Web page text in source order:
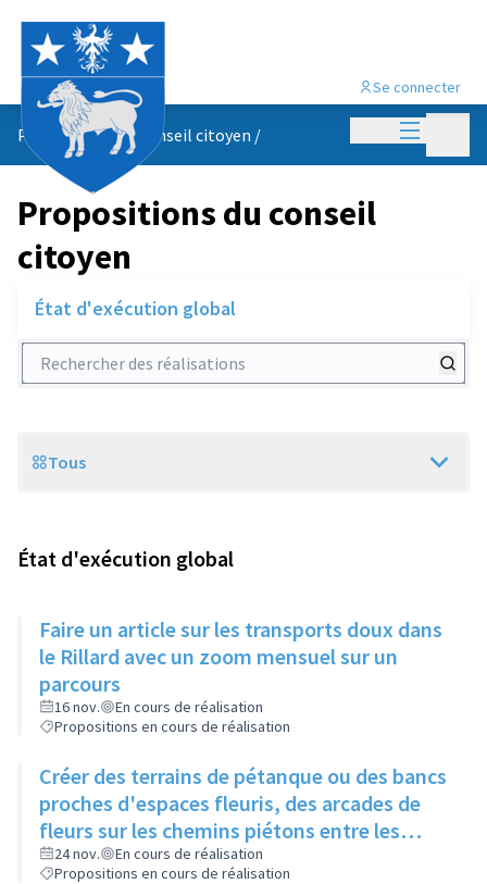
Menu
Se connecter
Propositions du conseil citoyen /
Propositions du conseil
citoyen
État d'exécution global
Rechercher des réalisations
Scope
Tous
État d'exécution global
Faire un article sur les transports doux dans
le Rillard avec un zoom mensuel sur un
parcours
16 nov.
En cours de réalisation
Propositions en cours de réalisation
Créer des terrains de pétanque ou des bancs
proches d'espaces fleuris, des arcades de
fleurs sur les chemins piétons entre les
immeubles
24 nov.
En cours de réalisation
Propositions en cours de réalisation